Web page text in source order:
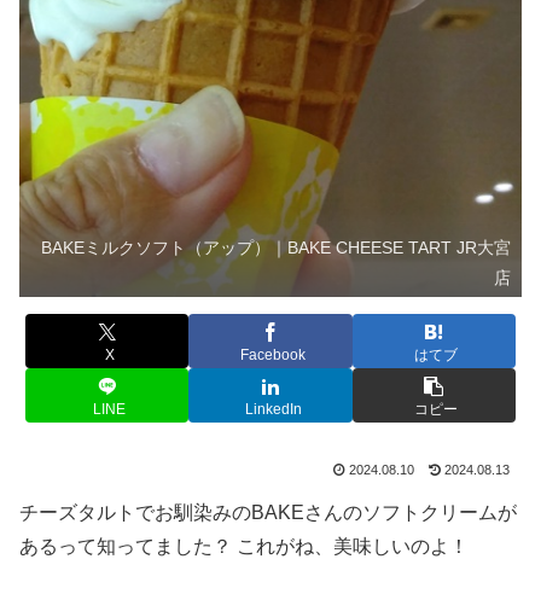
BAKEミルクソフト（アップ）｜BAKE CHEESE TART JR大宮
店
X Facebook はてブ
LINE LinkedIn コピー
2024.08.10 2024.08.13
チーズタルトでお馴染みのBAKEさんのソフトクリームが
あるって知ってました？ これがね、美味しいのよ！